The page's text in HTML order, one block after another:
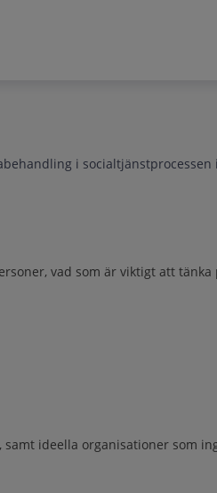
i socialtjänstprocessen
vad som är viktigt att tänka
ideella organisationer som